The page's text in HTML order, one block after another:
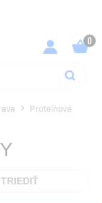
Proteínové
TRIEDIŤ